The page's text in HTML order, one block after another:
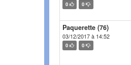
0 0
Paquerette (76)
03/12/2017 à 14:52
0 0